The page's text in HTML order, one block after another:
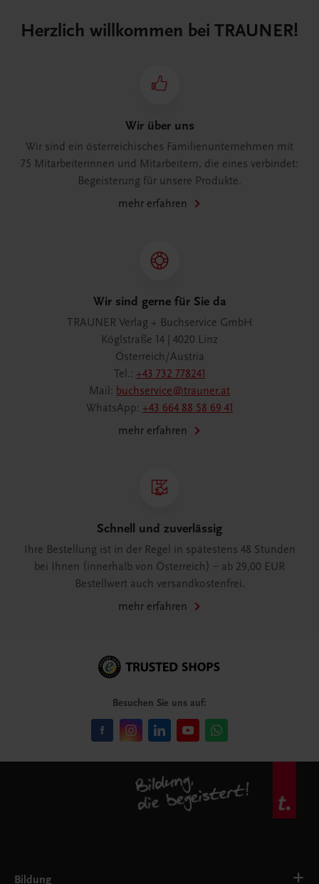
Herzlich willkommen bei TRAUNER!
Wir über uns
Wir sind ein österreichisches Familienunternehmen mit
75 Mitarbeiterinnen und Mitarbeitern, die eines verbindet:
Begeisterung für unsere Produkte.
mehr erfahren
Wir sind gerne für Sie da
TRAUNER Verlag + Buchservice GmbH
Köglstraße 14 | 4020 Linz
Österreich/Austria
Tel.: +43 732 778241
Mail: buchservice@trauner.at
WhatsApp: +43 664 88 58 69 41
mehr erfahren
Schnell und zuverlässig
Ihre Bestellung ist in der Regel in spätestens 48 Stunden
bei Ihnen (innerhalb von Österreich) – ab 29,00 EUR
Bestellwert auch versandkostenfrei.
mehr erfahren
Besuchen Sie uns auf:
Bildung